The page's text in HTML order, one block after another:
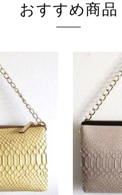
おすすめ商品